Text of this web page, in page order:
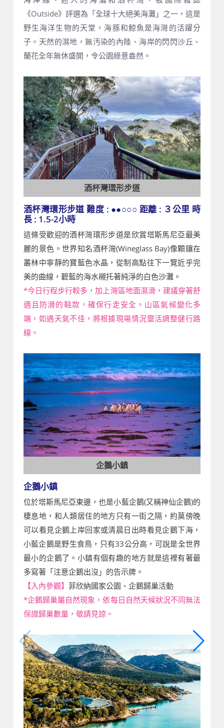
《Outside》評選為「全球十大絕美海灘」之一，這是
野生海洋生物的天堂，海豚和鯨魚是海灣的活躍分
子。天然的濕地，無汚染的內陸、海岸的閃閃沙丘、
蘭花全年無休盛開，令公園綠意盎然。
酒杯灣環形步道
酒杯灣環形步道 難度 : ●●○○○ 距離 : ３公里 時
長 : 1.5-2小時
這條受歡迎的酒杯灣環形步道是欣賞塔斯馬尼亞最美
麗的景色。世界知名酒杯灣(Wineglass Bay)像顆鑲在
叢林中寧靜的寶藍色水晶，從制高點往下一覽近乎完
美的曲線，碧藍的海水襯托著純淨的白色沙灘。
*今日行程步行較多，加上灣區地面濕滑，建議穿著舒
適且防滑的鞋款，確保行走安全。山區氣候變化多
端，如遇天氣不佳，將根據現場情況靈活調整健行路
線。
企鵝小鎮
企鵝小鎮
位於塔斯馬尼亞東邊，也是小藍企鵝(又稱神仙企鵝)的
棲息地，和人類居住的地方只有一街之隔，約莫傍晚
可以看見企鵝上岸回家或清晨日出時看見企鵝下海，
小藍企鵝是野生食鳥，只有33公分高，可說是全世界
最小的企鵝了。小鎮有個有趣的地方就是這裡有著最
多寫著「注意企鵝出沒」的告示牌。
【入內參觀】 菲欣納國家公園、企鵝歸巢活動
*企鵝歸巢屬自然現象，依每日自然天候狀況不同無法
保證歸巢數量，敬請見諒。